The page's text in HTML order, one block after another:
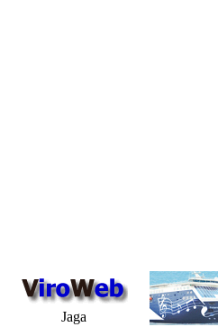
Jaga